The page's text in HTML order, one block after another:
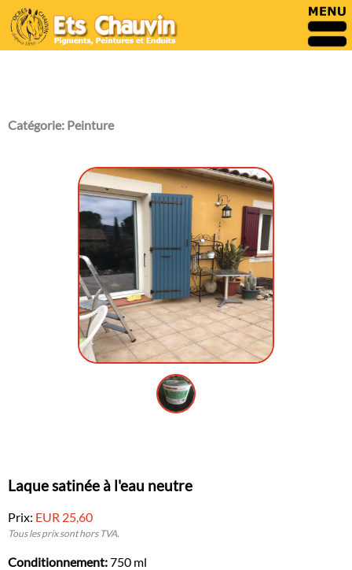
Catégorie: Peinture
Laque satinée à l'eau neutre
Prix: EUR 25,60
Tous les prix sont hors TVA.
Conditionnement:750 ml